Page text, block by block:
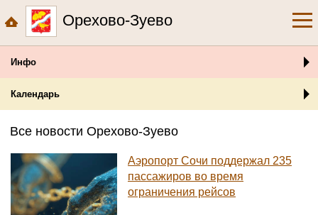
Орехово-Зуево
Инфо
Календарь
Все новости Орехово-Зуево
Аэропорт Сочи поддержал 235
пассажиров во время
ограничения рейсов